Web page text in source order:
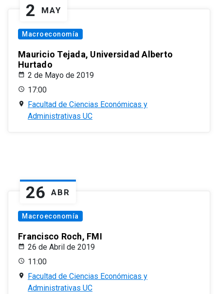
2 MAY
Macroeconomía
Mauricio Tejada, Universidad Alberto
Hurtado
2 de Mayo de 2019
17:00
Facultad de Ciencias Económicas y
Administrativas UC
26 ABR
Macroeconomía
Francisco Roch, FMI
26 de Abril de 2019
11:00
Facultad de Ciencias Económicas y
Administrativas UC